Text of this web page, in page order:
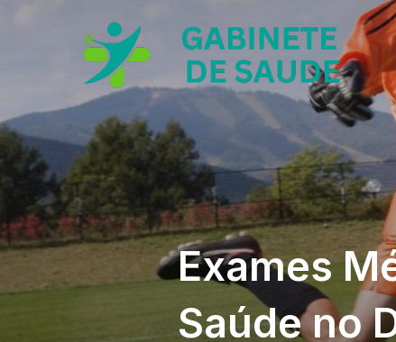
Exames
Saúde no